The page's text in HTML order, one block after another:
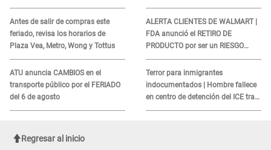
Antes de salir de compras este
feriado, revisa los horarios de
Plaza Vea, Metro, Wong y Tottus
ATU anuncia CAMBIOS en el
transporte público por el FERIADO
del 6 de agosto
ALERTA CLIENTES DE WALMART |
FDA anunció el RETIRO DE
PRODUCTO por ser un RIESGO
MORTAL para consumidores: ¿Cuál
es?
Terror para inmigrantes
indocumentados | Hombre fallece
en centro de detención del ICE tras
sufrir una "emergencia médica"
Regresar al inicio